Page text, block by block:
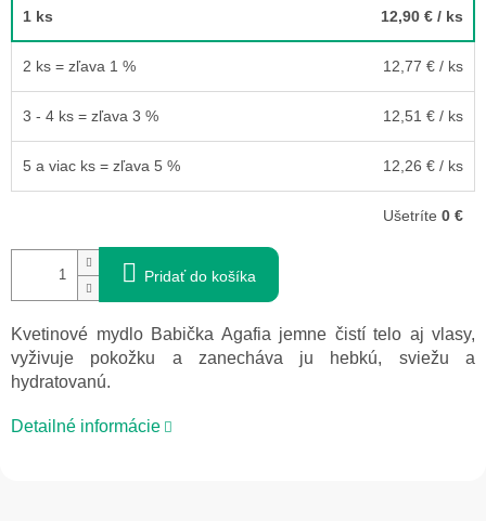
1 ks 12,90 € / ks
2 ks = zľava 1 % 12,77 € / ks
3 - 4 ks = zľava 3 % 12,51 € / ks
5 a viac ks = zľava 5 % 12,26 € / ks
Ušetríte 0 €
Pridať do košíka
Kvetinové mydlo Babička Agafia jemne čistí telo aj vlasy,
vyživuje pokožku a zanecháva ju hebkú, sviežu a
hydratovanú.
Detailné informácie